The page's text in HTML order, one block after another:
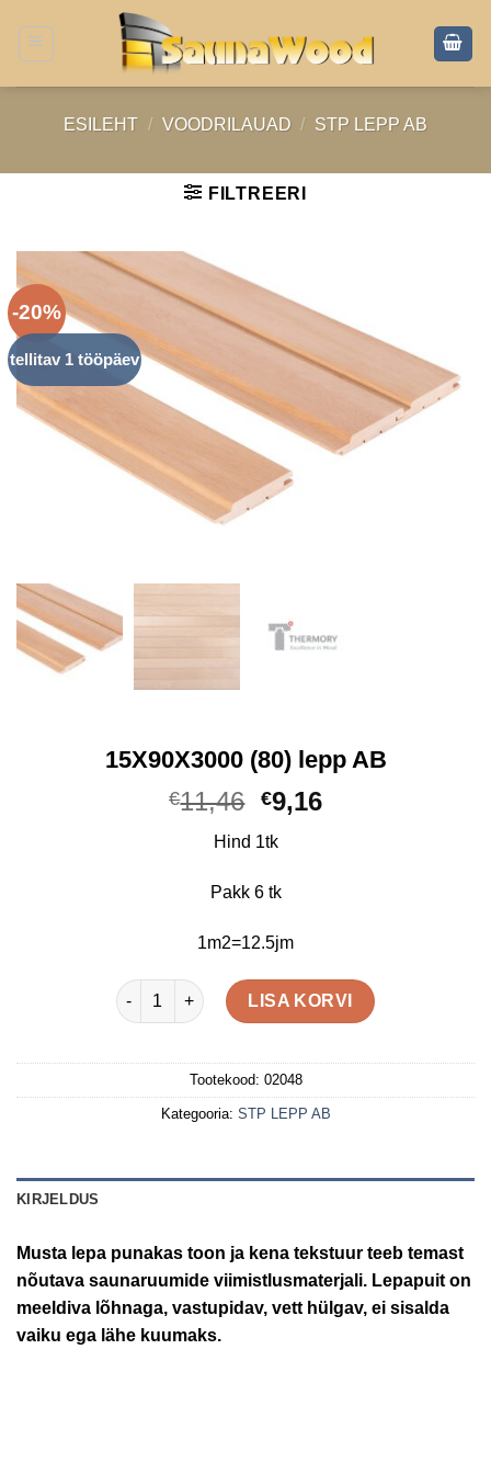
content
ESILEHT / VOODRILAUAD / STP LEPP AB
FILTREERI
-20%
tellitav 1 tööpäev
15X90X3000 (80) lepp AB
€11,46 Algne
oli:
€11,46.
€9,16Praegune
Hind 1tk
Pakk 6 tk
1m2=12.5jm
15X90X3000 (80) lepp AB kogus
LISA KORVI
Tootekood: 02048
Kategooria: STP LEPP AB
KIRJELDUS
Musta lepa punakas toon ja kena tekstuur teeb temast
nõutava saunaruumide viimistlusmaterjali. Lepapuit on
meeldiva lõhnaga, vastupidav, vett hülgav, ei sisalda
vaiku ega lähe kuumaks.